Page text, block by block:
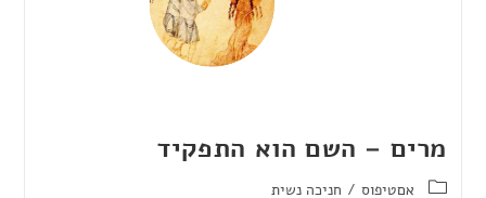
מרים – השם הוא התפקיד
אםטיפוס / חניכה נשית